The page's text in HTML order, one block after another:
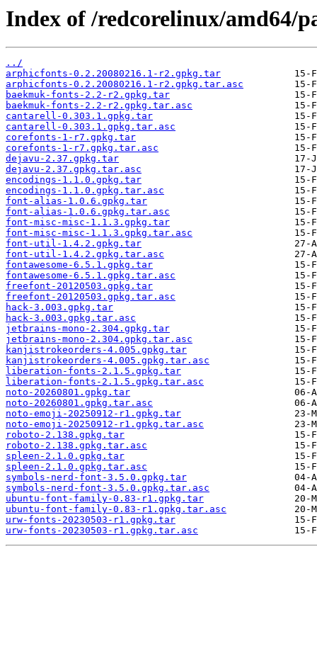
Index of /redcorelinux/amd64/
../
arphicfonts-0.2.20080216.1-r2.gpkg.tar
arphicfonts-0.2.20080216.1-r2.gpkg.tar.asc
baekmuk-fonts-2.2-r2.gpkg.tar
baekmuk-fonts-2.2-r2.gpkg.tar.asc
cantarell-0.303.1.gpkg.tar
cantarell-0.303.1.gpkg.tar.asc
corefonts-1-r7.gpkg.tar
corefonts-1-r7.gpkg.tar.asc
dejavu-2.37.gpkg.tar
dejavu-2.37.gpkg.tar.asc
encodings-1.1.0.gpkg.tar
encodings-1.1.0.gpkg.tar.asc
font-alias-1.0.6.gpkg.tar
font-alias-1.0.6.gpkg.tar.asc
font-misc-misc-1.1.3.gpkg.tar
font-misc-misc-1.1.3.gpkg.tar.asc
font-util-1.4.2.gpkg.tar
font-util-1.4.2.gpkg.tar.asc
fontawesome-6.5.1.gpkg.tar
fontawesome-6.5.1.gpkg.tar.asc
freefont-20120503.gpkg.tar
freefont-20120503.gpkg.tar.asc
hack-3.003.gpkg.tar
hack-3.003.gpkg.tar.asc
jetbrains-mono-2.304.gpkg.tar
jetbrains-mono-2.304.gpkg.tar.asc
kanjistrokeorders-4.005.gpkg.tar
kanjistrokeorders-4.005.gpkg.tar.asc
liberation-fonts-2.1.5.gpkg.tar
liberation-fonts-2.1.5.gpkg.tar.asc
noto-20260801.gpkg.tar
noto-20260801.gpkg.tar.asc
noto-emoji-20250912-r1.gpkg.tar
noto-emoji-20250912-r1.gpkg.tar.asc
roboto-2.138.gpkg.tar
roboto-2.138.gpkg.tar.asc
spleen-2.1.0.gpkg.tar
spleen-2.1.0.gpkg.tar.asc
symbols-nerd-font-3.5.0.gpkg.tar
symbols-nerd-font-3.5.0.gpkg.tar.asc
ubuntu-font-family-0.83-r1.gpkg.tar
ubuntu-font-family-0.83-r1.gpkg.tar.asc
urw-fonts-20230503-r1.gpkg.tar
urw-fonts-20230503-r1.gpkg.tar.asc